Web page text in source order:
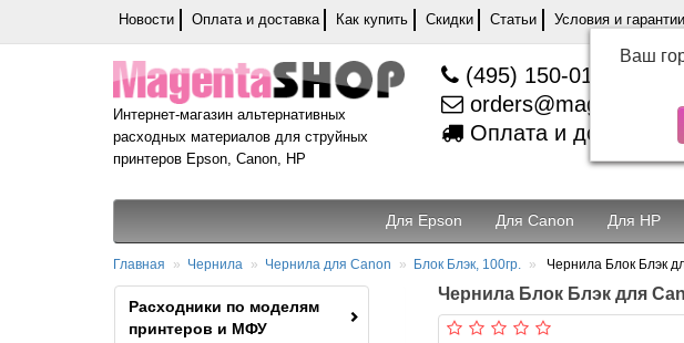
Новости Оплата и доставка Как купить Скидки Статьи Условия и гарантии
Интернет-магазин альтернативных
расходных материалов для струйных
принтеров Epson, Canon, HP
(495) 150-01-37
Оплата и доставка
Для Epson Для Canon Для HP
Главная Чернила Чернила для Canon Блок Блэк, 100гр. Чернила Блок Блэк
Расходники по моделям
принтеров и МФУ
Чернила Блок Блэк для
Ваш